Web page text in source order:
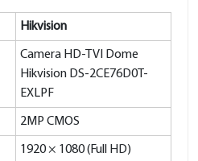
Hikvision
Camera HD-TVI Dome
Hikvision DS-2CE76D0T-
EXLPF
2MP CMOS
1920 × 1080 (Full HD)